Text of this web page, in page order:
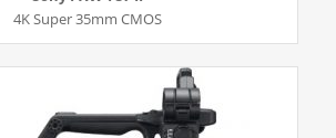
4K Super 35mm CMOS